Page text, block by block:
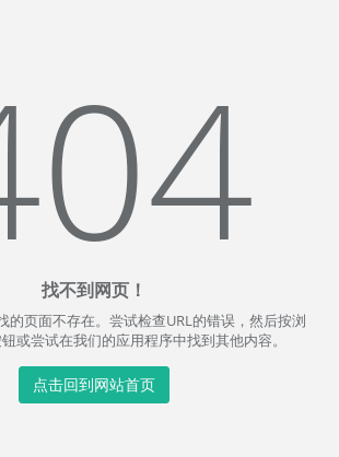
找不到网页！
的页面不存在。尝试检查URL的错误，然后按浏
或尝试在我们的应用程序中找到其他内容。
点击回到网站首页